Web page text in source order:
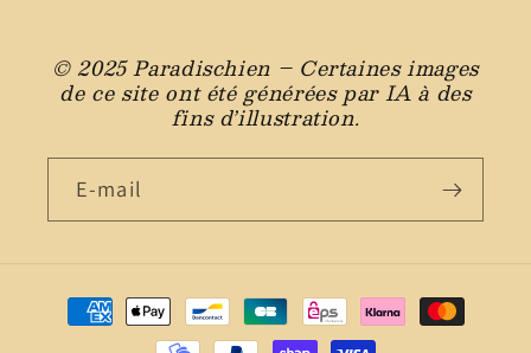
© 2025 Paradischien – Certaines images
de ce site ont été générées par IA à des
fins d’illustration.
E-mail
Moyens
de